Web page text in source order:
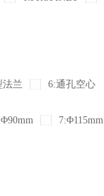
法兰 6:通孔空心
7:Φ115mm